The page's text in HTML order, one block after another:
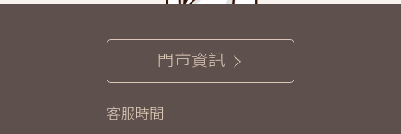
門市資訊
客服時間